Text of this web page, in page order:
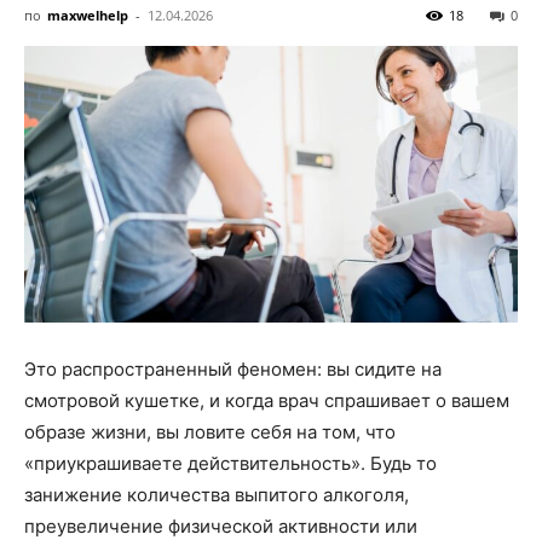
по maxwelhelp - 12.04.2026 0
18
Это распространенный феномен: вы сидите на
смотровой кушетке, и когда врач спрашивает о вашем
образе жизни, вы ловите себя на том, что
«приукрашиваете действительность». Будь то
занижение количества выпитого алкоголя,
преувеличение физической активности или